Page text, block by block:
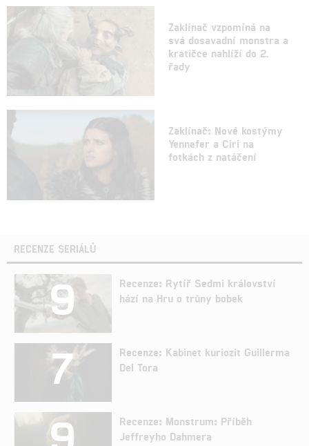
Zaklínač vzpomíná na
svá dosavadní monstra a
kratičce nahlíží do 2.
řady
Zaklínač: Nové kostýmy
Yennefer a Ciri na
fotkách z natáčení
RECENZE SERIÁLŮ
9
Recenze: Rytíř Sedmi království
hází na Hru o trůny bobek
7
Recenze: Kabinet kuriozit Guillerma
Del Tora
Recenze: Monstrum: Příběh
Jeffreyho Dahmera